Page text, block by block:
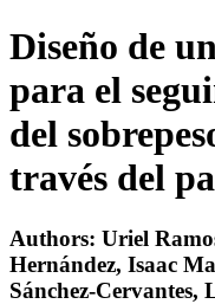
Diseño de
para el
del
través del
Authors: Uriel
Hernández, Isaac
Sánchez-Cervantes,